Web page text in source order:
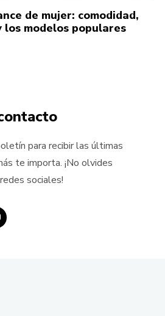
de mujer: comodidad,
modelos populares
para recibir las últimas
te importa. ¡No olvides
sociales!